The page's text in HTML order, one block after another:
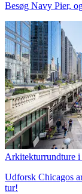
Besøg Navy Pier,
Arkitekturrundture i
Udforsk Chicagos
tur!